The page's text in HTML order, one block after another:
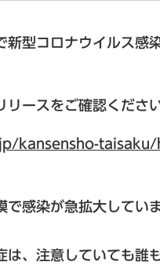
新型コロナウイルス感
ースをご確認ください
kansensho-
で感染が急拡大してい
は、注意していても誰